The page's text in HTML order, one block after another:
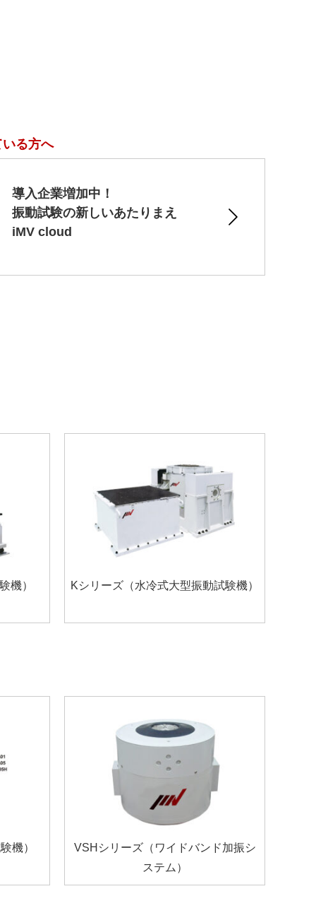
る方へ
導入企業増加中！
振動試験の新しいあたりまえ
iMV cloud
機） Kシリーズ（水冷式大型振動試験機）
機）
VSHシリーズ（ワイドバンド加振シ
ステム）